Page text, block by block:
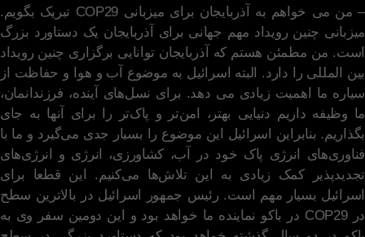
– من می خواهم به آذربایجان برای میزبانی COP29 تبریک بگویم.
میزبانی چنین رویداد مهم جهانی برای آذربایجان یک دستاورد بزرگ
است. من مطمئن هستم که آذربایجان توانایی برگزاری چنین رویداد
بین المللی را دارد. البته اسرائیل به موضوع آب و هوا و حفاظت از
سیاره ما اهمیت زیادی می دهد. برای نسل‌های آینده، فرزندانمان،
ما وظیفه داریم دنیایی بهتر، امن‌تر و پاک‌تر را برای آنها به جای
بگذاریم. بنابراین اسرائیل این موضوع را بسیار جدی می‌گیرد و ما با
فناوری‌های انرژی پاک خود در آب، کشاورزی، انرژی و انرژی‌های
تجدیدپذیر کمک زیادی به این تلاش‌ها می‌کنیم. این قطعا برای
اسرائیل بسیار مهم است. رئیس جمهور اسرائیل در بالاترین سطح
در COP29 در باکو نماینده ما خواهد بود و این دومین سفر وی به